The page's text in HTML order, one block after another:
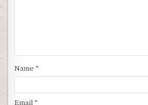
Name *
Email *